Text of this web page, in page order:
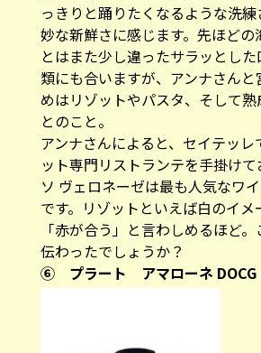
っきりと踊りたくなるような洗
妙な新鮮さに感じます。先ほどの
とはまた少し違ったサラッとし
類にも合いますが、アンナさん
めはリゾットやパスタ、そして
とのこと。
アンナさんによると、セイテッレ
ット専門リストランテを手掛け
ソ ヴェロネーゼは最も人気なワ
です。リゾットといえば白のイメ
「赤が合う」と言わしめるほど
伝わったでしょうか？
⑥ プラート アマローネ DOCG